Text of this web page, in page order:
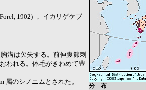
1902) ， イカリゲケブ
溝は欠失する。前伸腹節刺
われる。体毛がきわめて豊
のシノニムとされた。
分 布